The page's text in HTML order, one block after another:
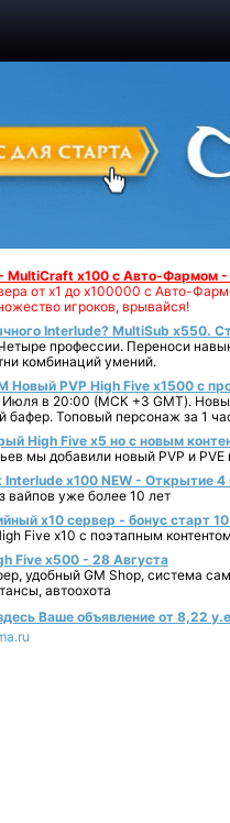
- MultiCraft x100 с Авто-Фармом
от х1 до х100000 с Авто-
игроков, врывайся!
Interlude? MultiSub x550.
профессии. Переноси
комбинаций умений.
Новый PVP High Five x1500 с
в 20:00 (МСК +3 GMT).
бафер. Топовый персонаж за 1
High Five x5 но с новым
мы добавили новый PVP и PVE
Interlude х100 NEW - Открытие 4
вайпов уже более 10 лет
х10 сервер - бонус старт
Five x10 с поэтапным
Five x500 - 28 Августа
удобный GM Shop, система
автоохота
Ваше объявление от 8,22